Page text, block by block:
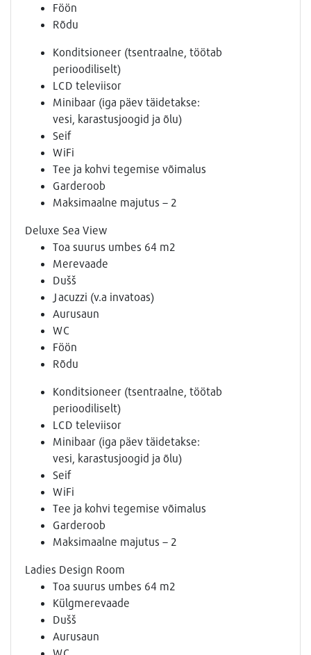
Föön
Rõdu
Konditsioneer (tsentraalne, töötab
perioodiliselt)
LCD televiisor
Minibaar (iga päev täidetakse:
vesi, karastusjoogid ja õlu)
Seif
WiFi
Tee ja kohvi tegemise võimalus
Garderoob
Maksimaalne majutus – 2
Deluxe Sea View
Toa suurus umbes 64 m2
Merevaade
Dušš
Jacuzzi (v.a invatoas)
Aurusaun
WC
Föön
Rõdu
Konditsioneer (tsentraalne, töötab
perioodiliselt)
LCD televiisor
Minibaar (iga päev täidetakse:
vesi, karastusjoogid ja õlu)
Seif
WiFi
Tee ja kohvi tegemise võimalus
Garderoob
Maksimaalne majutus – 2
Ladies Design Room
Toa suurus umbes 64 m2
Külgmerevaade
Dušš
Aurusaun